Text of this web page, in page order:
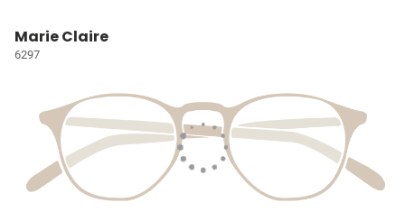
Marie Claire
6297